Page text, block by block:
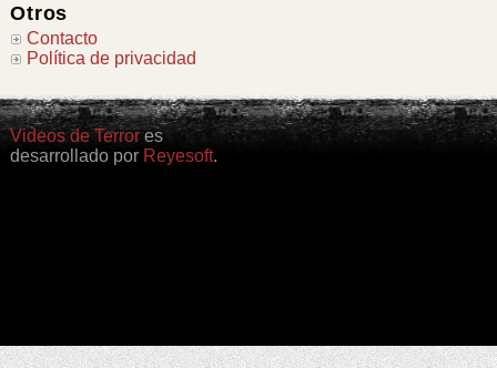
Otros
Contacto
Política de privacidad
Videos de Terrores
desarrollado por Reyesoft.